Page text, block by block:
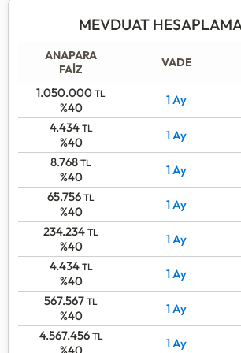
MEVDUAT
ANAPARA
FAİZ
VADE
1.050.000 TL
%40
1 Ay
4.434 TL
%40 1 Ay
8.768 TL
%40 1 Ay
65.756 TL
%40 1 Ay
234.234 TL
%40 1 Ay
4.434 TL
%40 1 Ay
567.567 TL
%40 1 Ay
4.567.456 TL 1 Ay